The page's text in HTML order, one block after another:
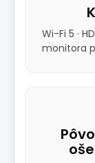
Wi-Fi 5 ·
monitora